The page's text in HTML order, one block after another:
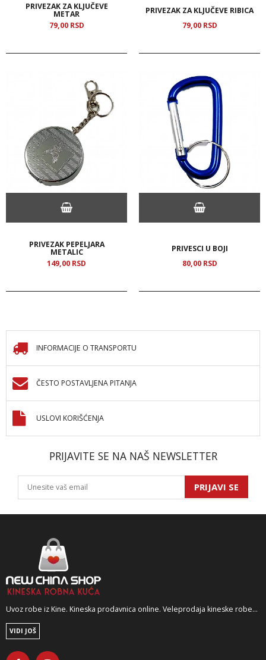
PRIVEZAK ZA KLJUČEVE
METAR
79,00 RSD
PRIVEZAK ZA KLJUČEVE RIBICA
79,00 RSD
PRIVEZAK PEPELJARA
METALIC
149,00 RSD
PRIVESCI U BOJI
80,00 RSD
INFORMACIJE O TRANSPORTU
ČESTO POSTAVLJENA PITANJA
USLOVI KORIŠĆENJA
PRIJAVITE SE NA NAŠ NEWSLETTER
PRIJAVI SE
Uvoz robe iz Kine. Kineska prodavnica online. Veleprodaja kineske robe...
VIDI JOŠ